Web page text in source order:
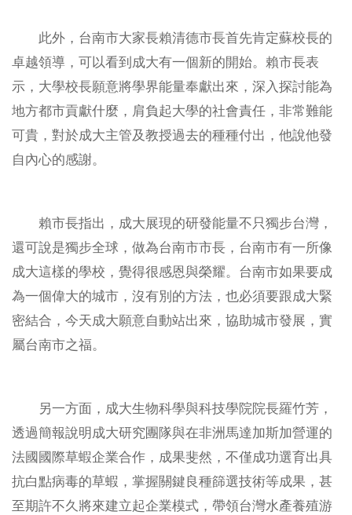
此外，台南市大家長賴清德市長首先肯定蘇校長的
卓越領導，可以看到成大有一個新的開始。賴市長表
示，大學校長願意將學界能量奉獻出來，深入探討能為
地方都市貢獻什麼，肩負起大學的社會責任，非常難能
可貴，對於成大主管及教授過去的種種付出，他說他發
自內心的感謝。
賴市長指出，成大展現的研發能量不只獨步台灣，
還可說是獨步全球，做為台南市市長，台南市有一所像
成大這樣的學校，覺得很感恩與榮耀。台南市如果要成
為一個偉大的城市，沒有別的方法，也必須要跟成大緊
密結合，今天成大願意自動站出來，協助城市發展，實
屬台南市之福。
另一方面，成大生物科學與科技學院院長羅竹芳，
透過簡報說明成大研究團隊與在非洲馬達加斯加營運的
法國國際草蝦企業合作，成果斐然，不僅成功選育出具
抗白點病毒的草蝦，掌握關鍵良種篩選技術等成果，甚
至期許不久將來建立起企業模式，帶領台灣水產養殖游